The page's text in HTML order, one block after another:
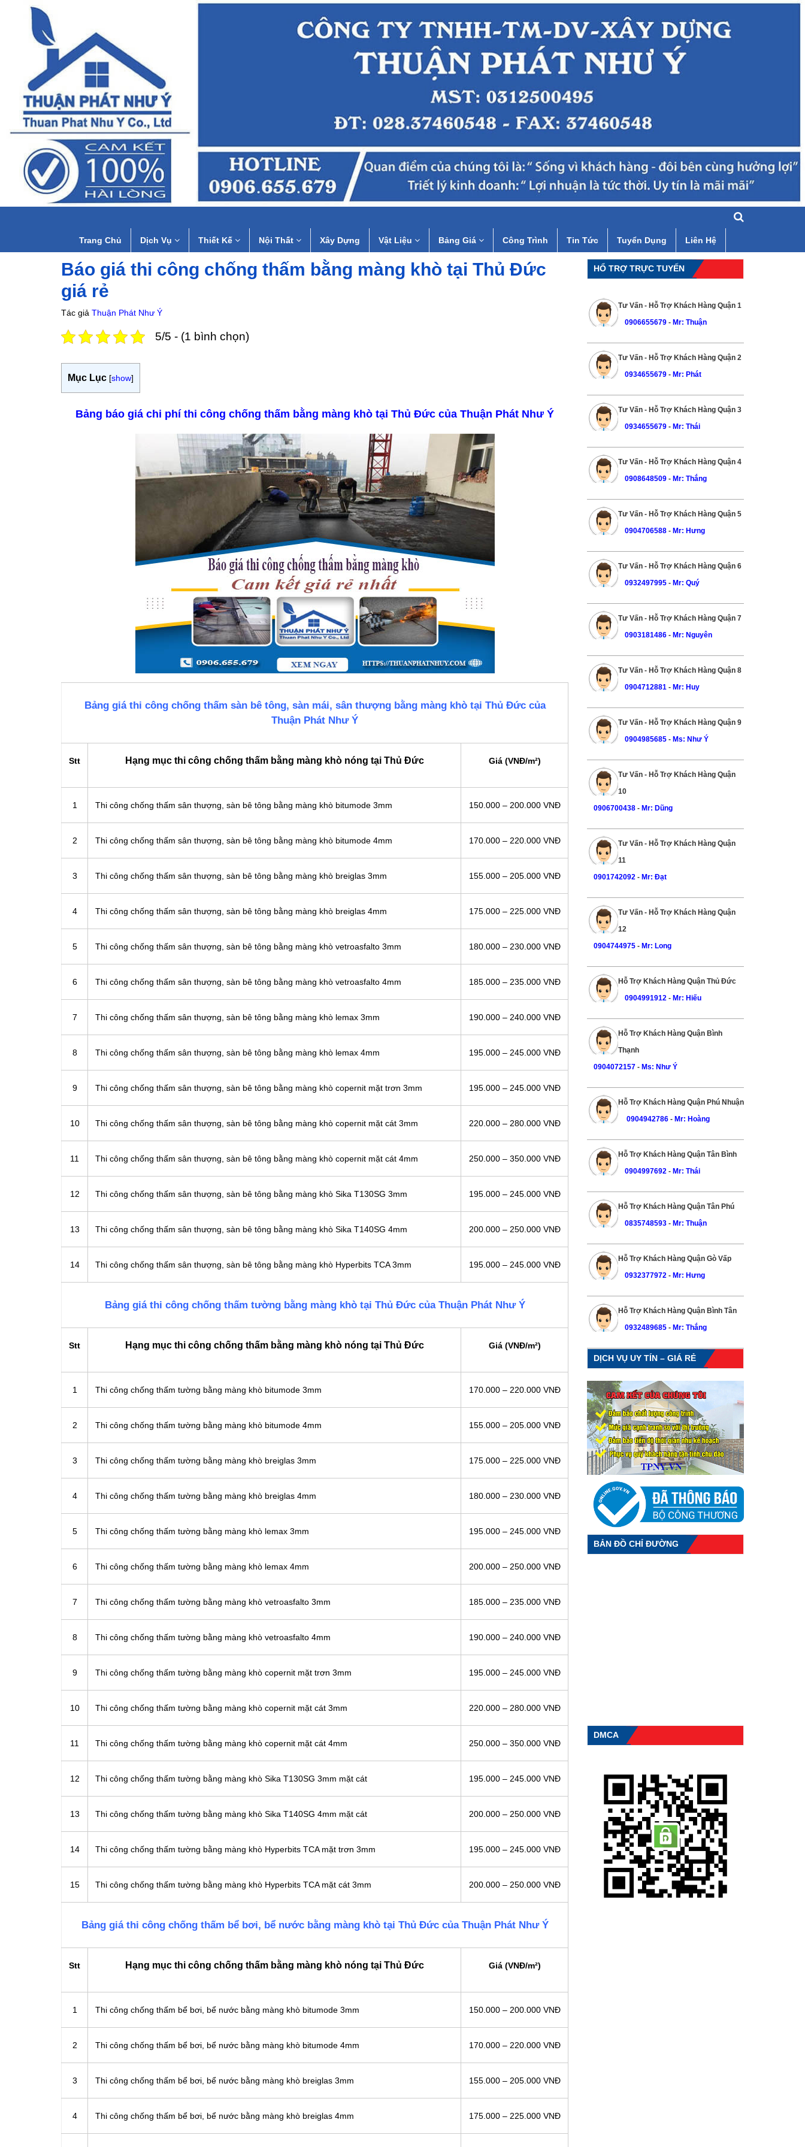
Trang Chủ Dịch Vụ Thiết Kế Nội Thất Xây Dựng Vật Liệu Bảng Giá Công Trình Tin Tức Tuyển Dụng Liên Hệ
Báo giá thi công chống thấm bằng màng khò tại Thủ Đức
giá rẻ
Tác giả Thuận Phát Như Ý
5/5 - (1 bình chọn)
Mục Lục [show]
Bảng báo giá chi phí thi công chống thấm bằng màng khò tại Thủ Đức của Thuận Phát Như Ý
Bảng giá thi công chống thấm sàn bê tông, sàn mái, sân thượng bằng màng khò tại Thủ Đức của
Thuận Phát Như Ý
Stt Hạng mục thi công chống thấm bằng màng khò nóng tại Thủ Đức Giá (VNĐ/m²)
1 Thi công chống thấm sân thượng, sàn bê tông bằng màng khò bitumode 3mm 150.000 – 200.000 VNĐ
2 Thi công chống thấm sân thượng, sàn bê tông bằng màng khò bitumode 4mm 170.000 – 220.000 VNĐ
3 Thi công chống thấm sân thượng, sàn bê tông bằng màng khò breiglas 3mm 155.000 – 205.000 VNĐ
4 Thi công chống thấm sân thượng, sàn bê tông bằng màng khò breiglas 4mm 175.000 – 225.000 VNĐ
5 Thi công chống thấm sân thượng, sàn bê tông bằng màng khò vetroasfalto 3mm 180.000 – 230.000 VNĐ
6 Thi công chống thấm sân thượng, sàn bê tông bằng màng khò vetroasfalto 4mm 185.000 – 235.000 VNĐ
7 Thi công chống thấm sân thượng, sàn bê tông bằng màng khò lemax 3mm 190.000 – 240.000 VNĐ
8 Thi công chống thấm sân thượng, sàn bê tông bằng màng khò lemax 4mm 195.000 – 245.000 VNĐ
9 Thi công chống thấm sân thượng, sàn bê tông bằng màng khò copernit mặt trơn 3mm 195.000 – 245.000 VNĐ
10 Thi công chống thấm sân thượng, sàn bê tông bằng màng khò copernit mặt cát 3mm 220.000 – 280.000 VNĐ
11 Thi công chống thấm sân thượng, sàn bê tông bằng màng khò copernit mặt cát 4mm 250.000 – 350.000 VNĐ
12 Thi công chống thấm sân thượng, sàn bê tông bằng màng khò Sika T130SG 3mm 195.000 – 245.000 VNĐ
13 Thi công chống thấm sân thượng, sàn bê tông bằng màng khò Sika T140SG 4mm 200.000 – 250.000 VNĐ
14 Thi công chống thấm sân thượng, sàn bê tông bằng màng khò Hyperbits TCA 3mm 195.000 – 245.000 VNĐ
Bảng giá thi công chống thấm tường bằng màng khò tại Thủ Đức của Thuận Phát Như Ý
Stt Hạng mục thi công chống thấm bằng màng khò nóng tại Thủ Đức Giá (VNĐ/m²)
1 Thi công chống thấm tường bằng màng khò bitumode 3mm 170.000 – 220.000 VNĐ
2 Thi công chống thấm tường bằng màng khò bitumode 4mm 155.000 – 205.000 VNĐ
3 Thi công chống thấm tường bằng màng khò breiglas 3mm 175.000 – 225.000 VNĐ
4 Thi công chống thấm tường bằng màng khò breiglas 4mm 180.000 – 230.000 VNĐ
5 Thi công chống thấm tường bằng màng khò lemax 3mm 195.000 – 245.000 VNĐ
6 Thi công chống thấm tường bằng màng khò lemax 4mm 200.000 – 250.000 VNĐ
7 Thi công chống thấm tường bằng màng khò vetroasfalto 3mm 185.000 – 235.000 VNĐ
8 Thi công chống thấm tường bằng màng khò vetroasfalto 4mm 190.000 – 240.000 VNĐ
9 Thi công chống thấm tường bằng màng khò copernit mặt trơn 3mm 195.000 – 245.000 VNĐ
10 Thi công chống thấm tường bằng màng khò copernit mặt cát 3mm 220.000 – 280.000 VNĐ
11 Thi công chống thấm tường bằng màng khò copernit mặt cát 4mm 250.000 – 350.000 VNĐ
12 Thi công chống thấm tường bằng màng khò Sika T130SG 3mm mặt cát 195.000 – 245.000 VNĐ
13 Thi công chống thấm tường bằng màng khò Sika T140SG 4mm mặt cát 200.000 – 250.000 VNĐ
14 Thi công chống thấm tường bằng màng khò Hyperbits TCA mặt trơn 3mm 195.000 – 245.000 VNĐ
15 Thi công chống thấm tường bằng màng khò Hyperbits TCA mặt cát 3mm 200.000 – 250.000 VNĐ
Bảng giá thi công chống thấm bể bơi, bể nước bằng màng khò tại Thủ Đức của Thuận Phát Như Ý
Stt Hạng mục thi công chống thấm bằng màng khò nóng tại Thủ Đức Giá (VNĐ/m²)
1 Thi công chống thấm bể bơi, bể nước bằng màng khò bitumode 3mm 150.000 – 200.000 VNĐ
2 Thi công chống thấm bể bơi, bể nước bằng màng khò bitumode 4mm 170.000 – 220.000 VNĐ
3 Thi công chống thấm bể bơi, bể nước bằng màng khò breiglas 3mm 155.000 – 205.000 VNĐ
4 Thi công chống thấm bể bơi, bể nước bằng màng khò breiglas 4mm 175.000 – 225.000 VNĐ
HỔ TRỢ TRỰC TUYẾN
Tư Vấn - Hỗ Trợ Khách Hàng Quận 1
0906655679 - Mr: Thuận
Tư Vấn - Hỗ Trợ Khách Hàng Quận 2
0934655679 - Mr: Phát
Tư Vấn - Hỗ Trợ Khách Hàng Quận 3
0934655679 - Mr: Thái
Tư Vấn - Hỗ Trợ Khách Hàng Quận 4
0908648509 - Mr: Thắng
Tư Vấn - Hỗ Trợ Khách Hàng Quận 5
0904706588 - Mr: Hưng
Tư Vấn - Hỗ Trợ Khách Hàng Quận 6
0932497995 - Mr: Quý
Tư Vấn - Hỗ Trợ Khách Hàng Quận 7
0903181486 - Mr: Nguyên
Tư Vấn - Hỗ Trợ Khách Hàng Quận 8
0904712881 - Mr: Huy
Tư Vấn - Hỗ Trợ Khách Hàng Quận 9
0904985685 - Ms: Như Ý
Tư Vấn - Hỗ Trợ Khách Hàng Quận
10
0906700438- Mr: Dũng
Tư Vấn - Hỗ Trợ Khách Hàng Quận
11
0901742092 - Mr: Đạt
Tư Vấn - Hỗ Trợ Khách Hàng Quận
12
0904744975- Mr: Long
Hỗ Trợ Khách Hàng Quận Thủ Đức
0904991912 - Mr: Hiếu
Hỗ Trợ Khách Hàng Quận Bình
Thạnh
0904072157- Ms: Như Ý
Hỗ Trợ Khách Hàng Quận Phú Nhuận
0904942786 - Mr: Hoàng
Hỗ Trợ Khách Hàng Quận Tân Bình
0904997692 - Mr: Thái
Hỗ Trợ Khách Hàng Quận Tân Phú
0835748593 - Mr: Thuận
Hỗ Trợ Khách Hàng Quận Gò Vấp
0932377972 - Mr: Hưng
Hỗ Trợ Khách Hàng Quận Bình Tân
0932489685 - Mr: Thắng
DỊCH VỤ UY TÍN – GIÁ RẺ
BẢN ĐỒ CHỈ ĐƯỜNG
DMCA